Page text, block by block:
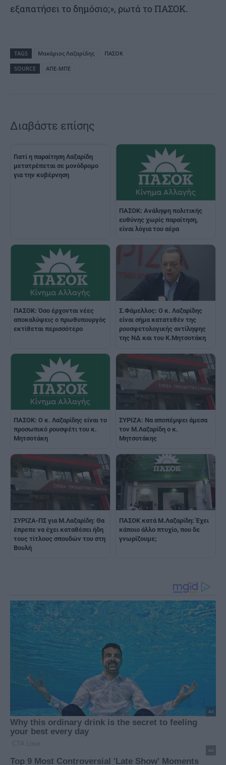
εξαπατήσει το δημόσιο;», ρωτά το ΠΑΣΟΚ.
TAGS Μακάριος Λαζαρίδης
ΠΑΣΟΚ
SOURCE
ΑΠΕ-ΜΠΕ
Διαβάστε επίσης
Γιατί η παραίτηση Λαζαρίδη
μετατρέπεται σε μονόδρομο
για την κυβέρνηση
ΠΑΣΟΚ: Ανάληψη πολιτικής
ευθύνης χωρίς παραίτηση,
είναι λόγια του αέρα
ΠΑΣΟΚ: Όσο έρχονται νέες
αποκαλύψεις ο πρωθυπουργός
εκτίθεται περισσότερο
Σ.Φάμελλος: Ο κ. Λαζαρίδης
είναι σήμα κατατεθέν της
ρουσφετολογικής αντίληψης
της ΝΔ και του Κ.Μητσοτάκη
ΠΑΣΟΚ: Ο κ. Λαζαρίδης είναι το
προσωπικό ρουσφέτι του κ.
Μητσοτάκη
ΣΥΡΙΖΑ: Να αποπέμψει άμεσα
τον Μ.Λαζαρίδη ο κ.
Μητσοτάκης
ΣΥΡΙΖΑ-ΠΣ για Μ.Λαζαρίδη: Θα
έπρεπε να έχει καταθέσει ήδη
τους τίτλους σπουδών του στη
Βουλή
ΠΑΣΟΚ κατά Μ.Λαζαρίδη: Έχει
κάποιο άλλο πτυχίο, που δε
γνωρίζουμε;